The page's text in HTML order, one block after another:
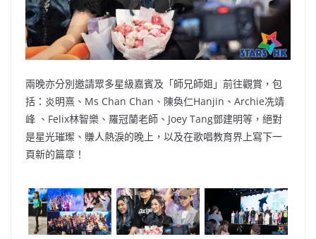
兩晚亦分別邀請眾多星級嘉賓及「師兄師姐」前往觀賞，包
括：炎明熹、Ms Chan Chan、陳奐仁Hanjin、Archie冼靖
峰 、Felix林智樂、羅冠蘭老師、Joey Tang鄧建明等，絕對
是星光璀璨、賺人熱淚的晚上，以及在歌唱教育界上寫下一
頁新的篇章！